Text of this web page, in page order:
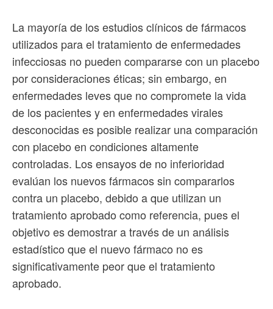
La mayoría de los estudios clínicos de fármacos
utilizados para el tratamiento de enfermedades
infecciosas no pueden compararse con un placebo
por consideraciones éticas; sin embargo, en
enfermedades leves que no compromete la vida
de los pacientes y en enfermedades virales
desconocidas es posible realizar una comparación
con placebo en condiciones altamente
controladas. Los ensayos de no inferioridad
evalúan los nuevos fármacos sin compararlos
contra un placebo, debido a que utilizan un
tratamiento aprobado como referencia, pues el
objetivo es demostrar a través de un análisis
estadístico que el nuevo fármaco no es
significativamente peor que el tratamiento
aprobado.